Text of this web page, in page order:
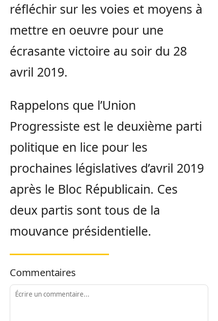
réfléchir sur les voies et moyens à
mettre en oeuvre pour une
écrasante victoire au soir du 28
avril 2019.
Rappelons que l’Union
Progressiste est le deuxième parti
politique en lice pour les
prochaines législatives d’avril 2019
après le Bloc Républicain. Ces
deux partis sont tous de la
mouvance présidentielle.
Commentaires